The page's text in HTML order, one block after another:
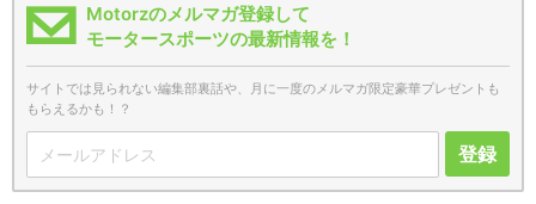
Motorzのメルマガ登録して
モータースポーツの最新情報を！
サイトでは見られない編集部裏話や、月に一度のメルマガ限定豪華プレゼントも
もらえるかも！？
登録